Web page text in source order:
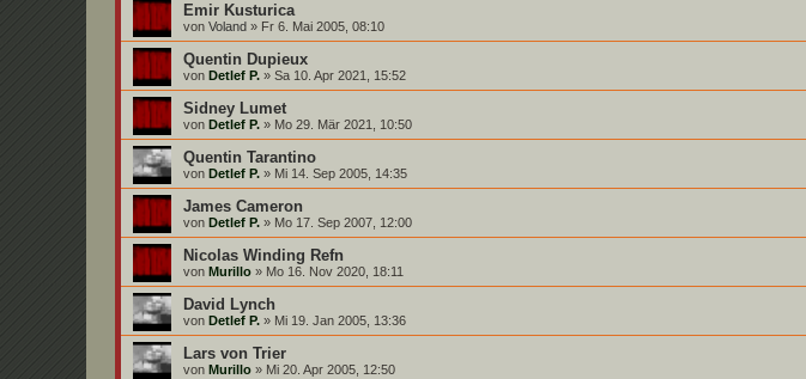
Emir Kusturica
von Voland » Fr 6. Mai 2005, 08:10
Quentin Dupieux
von Detlef P. » Sa 10. Apr 2021, 15:52
Sidney Lumet
von Detlef P. » Mo 29. Mär 2021, 10:50
Quentin Tarantino
von Detlef P. » Mi 14. Sep 2005, 14:35
James Cameron
von Detlef P. » Mo 17. Sep 2007, 12:00
Nicolas Winding Refn
von Murillo » Mo 16. Nov 2020, 18:11
David Lynch
von Detlef P. » Mi 19. Jan 2005, 13:36
Lars von Trier
von Murillo » Mi 20. Apr 2005, 12:50